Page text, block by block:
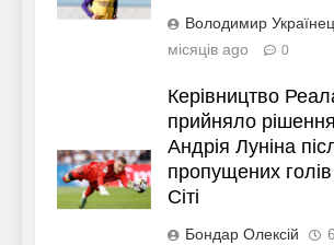
Володимир
місяців ago
0
Керівництво
прийняло
Андрія Луніна
пропущених
Сіті
Бондар Олексій